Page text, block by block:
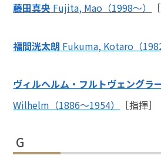
藤田真央 Fujita, Mao（1998～）
福間洸太朗 Fukuma, Kotaro（1982
ヴィルヘルム・フルトヴェングラ
Wilhelm（1886～1954）
［指揮］
G